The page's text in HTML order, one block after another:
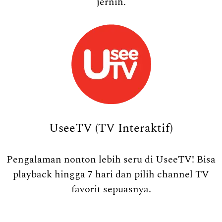
UseeTV (TV Interaktif)
Pengalaman nonton lebih seru di UseeTV! Bisa
playback hingga 7 hari dan pilih channel TV
favorit sepuasnya.